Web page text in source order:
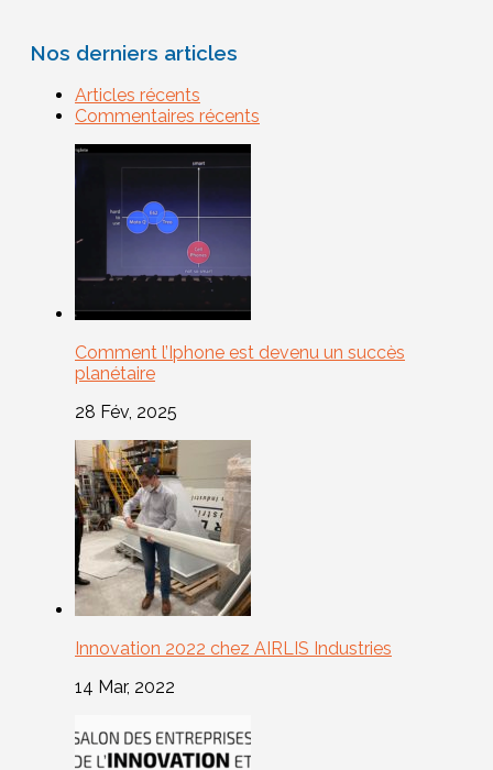
Nos derniers articles
Articles récents
Commentaires récents
Comment l’Iphone est devenu un succès
planétaire
28 Fév, 2025
Innovation 2022 chez AIRLIS Industries
14 Mar, 2022